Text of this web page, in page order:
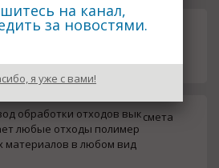
отходы и неликвид смета
обработки отходов вык
любые отходы полимер
материалов в любом вид
смета
на канал,
за новостями.
я уже с вами!